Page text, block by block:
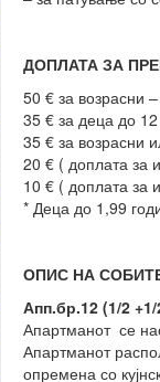
ДОПЛАТА ЗА
50 € за возрасни
35 € за деца до
35 € за возрасни
20 € ( доплата за
10 € ( доплата за
* Деца до 1,99
ОПИС НА
Апп.бр.12 (1/2 +1/
Апартманот се
Апартманот
опремена со